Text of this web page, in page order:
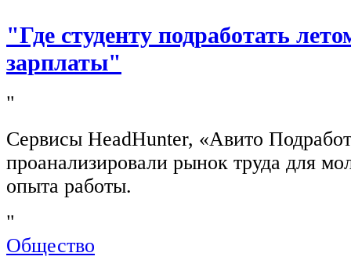
"Где студенту подработать
зарплаты"
"
Сервисы HeadHunter, «Авито
проанализировали рынок труда для
опыта работы.
"
Общество